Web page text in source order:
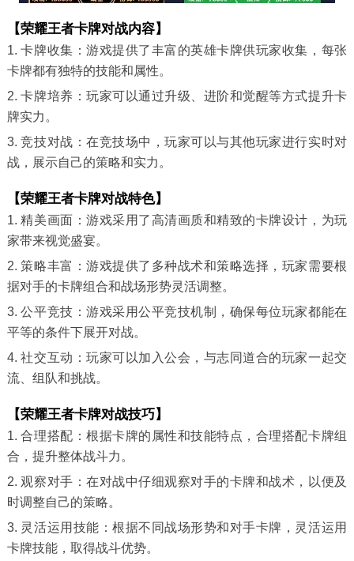
【荣耀王者卡牌对战内容】
1. 卡牌收集：游戏提供了丰富的英雄卡牌供玩家收集，每张
卡牌都有独特的技能和属性。
2. 卡牌培养：玩家可以通过升级、进阶和觉醒等方式提升卡
牌实力。
3. 竞技对战：在竞技场中，玩家可以与其他玩家进行实时对
战，展示自己的策略和实力。
【荣耀王者卡牌对战特色】
1. 精美画面：游戏采用了高清画质和精致的卡牌设计，为玩
家带来视觉盛宴。
2. 策略丰富：游戏提供了多种战术和策略选择，玩家需要根
据对手的卡牌组合和战场形势灵活调整。
3. 公平竞技：游戏采用公平竞技机制，确保每位玩家都能在
平等的条件下展开对战。
4. 社交互动：玩家可以加入公会，与志同道合的玩家一起交
流、组队和挑战。
【荣耀王者卡牌对战技巧】
1. 合理搭配：根据卡牌的属性和技能特点，合理搭配卡牌组
合，提升整体战斗力。
2. 观察对手：在对战中仔细观察对手的卡牌和战术，以便及
时调整自己的策略。
3. 灵活运用技能：根据不同战场形势和对手卡牌，灵活运用
卡牌技能，取得战斗优势。